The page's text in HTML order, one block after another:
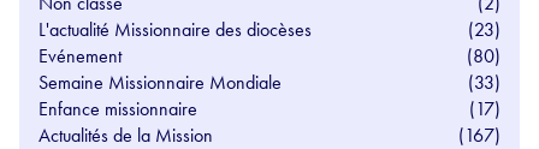
L'actualité Missionnaire des diocèses
(23)
Evénement
(80)
Semaine Missionnaire Mondiale
(33)
Enfance missionnaire
(17)
Actualités de la Mission
(167)